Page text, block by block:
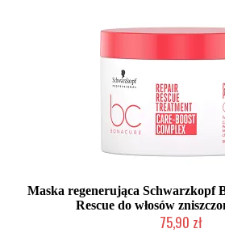
Maska regenerująca Schwarzkopf
Rescue do włosów
75,90 zł